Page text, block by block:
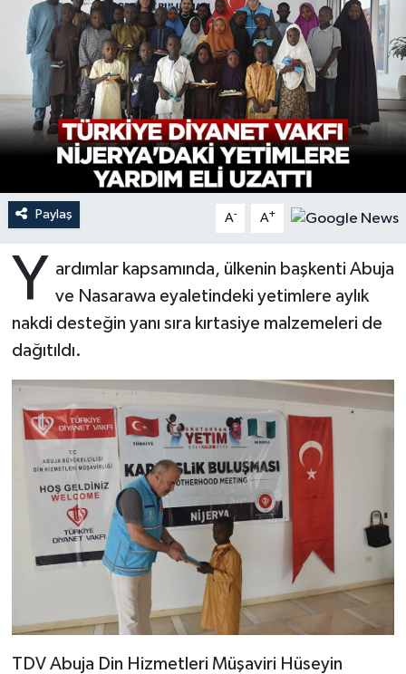
Paylaş A- A+
Y ardımlar kapsamında, ülkenin başkenti Abuja
ve Nasarawa eyaletindeki yetimlere aylık
nakdi desteğin yanı sıra kırtasiye malzemeleri de
dağıtıldı.
TDV Abuja Din Hizmetleri Müşaviri Hüseyin
Ardahan Müftülüğü
Artvin Müftülüğü
Aydın Müftülüğü
Balıkesir Müftülüğü
Bartın Müftülüğü
Batman Müftülüğü
Bayburt Müftülüğü
Bilecik Müftülüğü
Bingöl Müftülüğü
Bitlis Müftülüğü
Bolu Müftülüğü
Burdur Müftülüğü
Bursa Müftülüğü
Çanakkale Müftülüğü
Kudüs
Kurban
Mukabele
Peygamberimizin Hayatı
Ramazan
Sahabeler
Hutbeler
DİYANET AKADEMİ
DİYANET GENÇLİK
DİYANET RADYO/TV
DEPREM
Dünya
Kültür-Sanat
Aile
Sağlık
Makaleler
Ekonomi
Podcast